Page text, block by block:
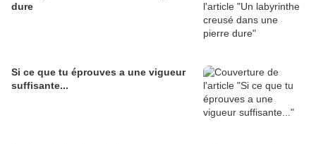
dure
Si ce que tu éprouves a une vigueur
suffisante...